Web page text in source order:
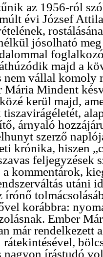
az 1956-ról
évi József
jósolható
majd a
nem vállal
Mindent
kerül majd,
árnyaló
szerző
krónika, hiszen
feljegyzések
kommentárok,
utáni
írónő
korábbra:
Ember
már rendelkezett
nagyon írástudó